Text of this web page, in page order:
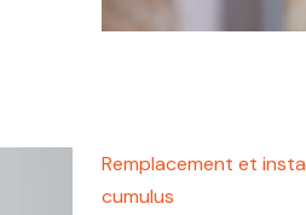
Remplacement et
cumulus